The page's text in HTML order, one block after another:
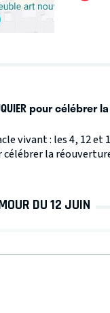
pour célébrer
vivant : les 4, 12
célébrer la
DU 12 JUIN